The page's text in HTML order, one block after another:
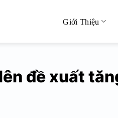
Giới Thiệu
đề xuất